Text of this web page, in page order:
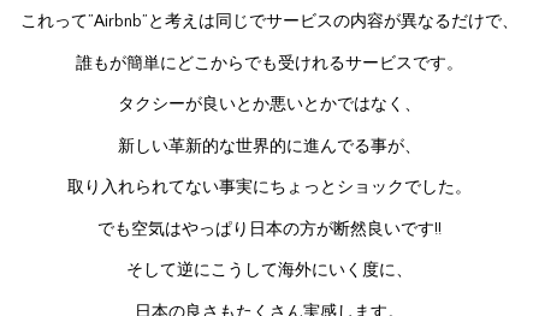
これって”Airbnb”と考えは同じでサービスの内容が異なるだけで、
誰もが簡単にどこからでも受けれるサービスです。
タクシーが良いとか悪いとかではなく、
新しい革新的な世界的に進んでる事が、
取り入れられてない事実にちょっとショックでした。
でも空気はやっぱり日本の方が断然良いです!!
そして逆にこうして海外にいく度に、
日本の良さもたくさん実感します。